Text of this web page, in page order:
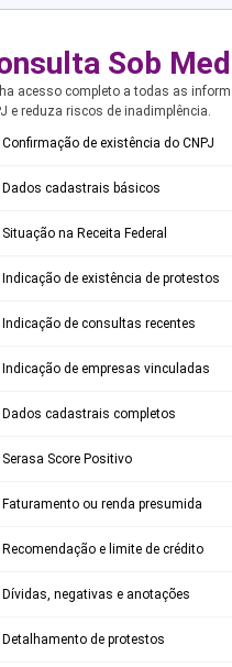
Sob
acesso completo a todas as
e reduza riscos de inadimplência.
Confirmação de existência do CNPJ
Dados cadastrais básicos
Situação na Receita Federal
Indicação de existência de protestos
Indicação de consultas recentes
Indicação de empresas vinculadas
Dados cadastrais completos
Serasa Score Positivo
Faturamento ou renda presumida
Recomendação e limite de crédito
Dívidas, negativas e anotações
Detalhamento de protestos